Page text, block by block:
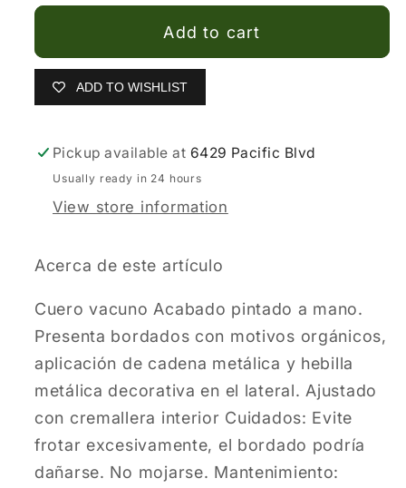
Cuadra
Women’s
Boot
Bovine
Leather
Mujer!
Cuadra
Women’s
Boot
Bovine
Leather
Add to cart
ADD TO WISHLIST
Pickup available at 6429 Pacific Blvd
Usually ready in 24 hours
View store information
Acerca de este artículo
Cuero vacuno Acabado pintado a mano.
Presenta bordados con motivos orgánicos,
aplicación de cadena metálica y hebilla
metálica decorativa en el lateral. Ajustado
con cremallera interior Cuidados: Evite
frotar excesivamente, el bordado podría
dañarse. No mojarse. Mantenimiento: